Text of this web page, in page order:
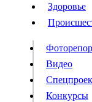
Происшествия
Видео
Конкурсы
Здоровье
Видео
Конкурсы